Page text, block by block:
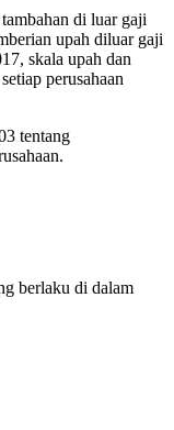
di luar gaji
upah diluar gaji
skala upah dan
perusahaan
tentang
berlaku di dalam